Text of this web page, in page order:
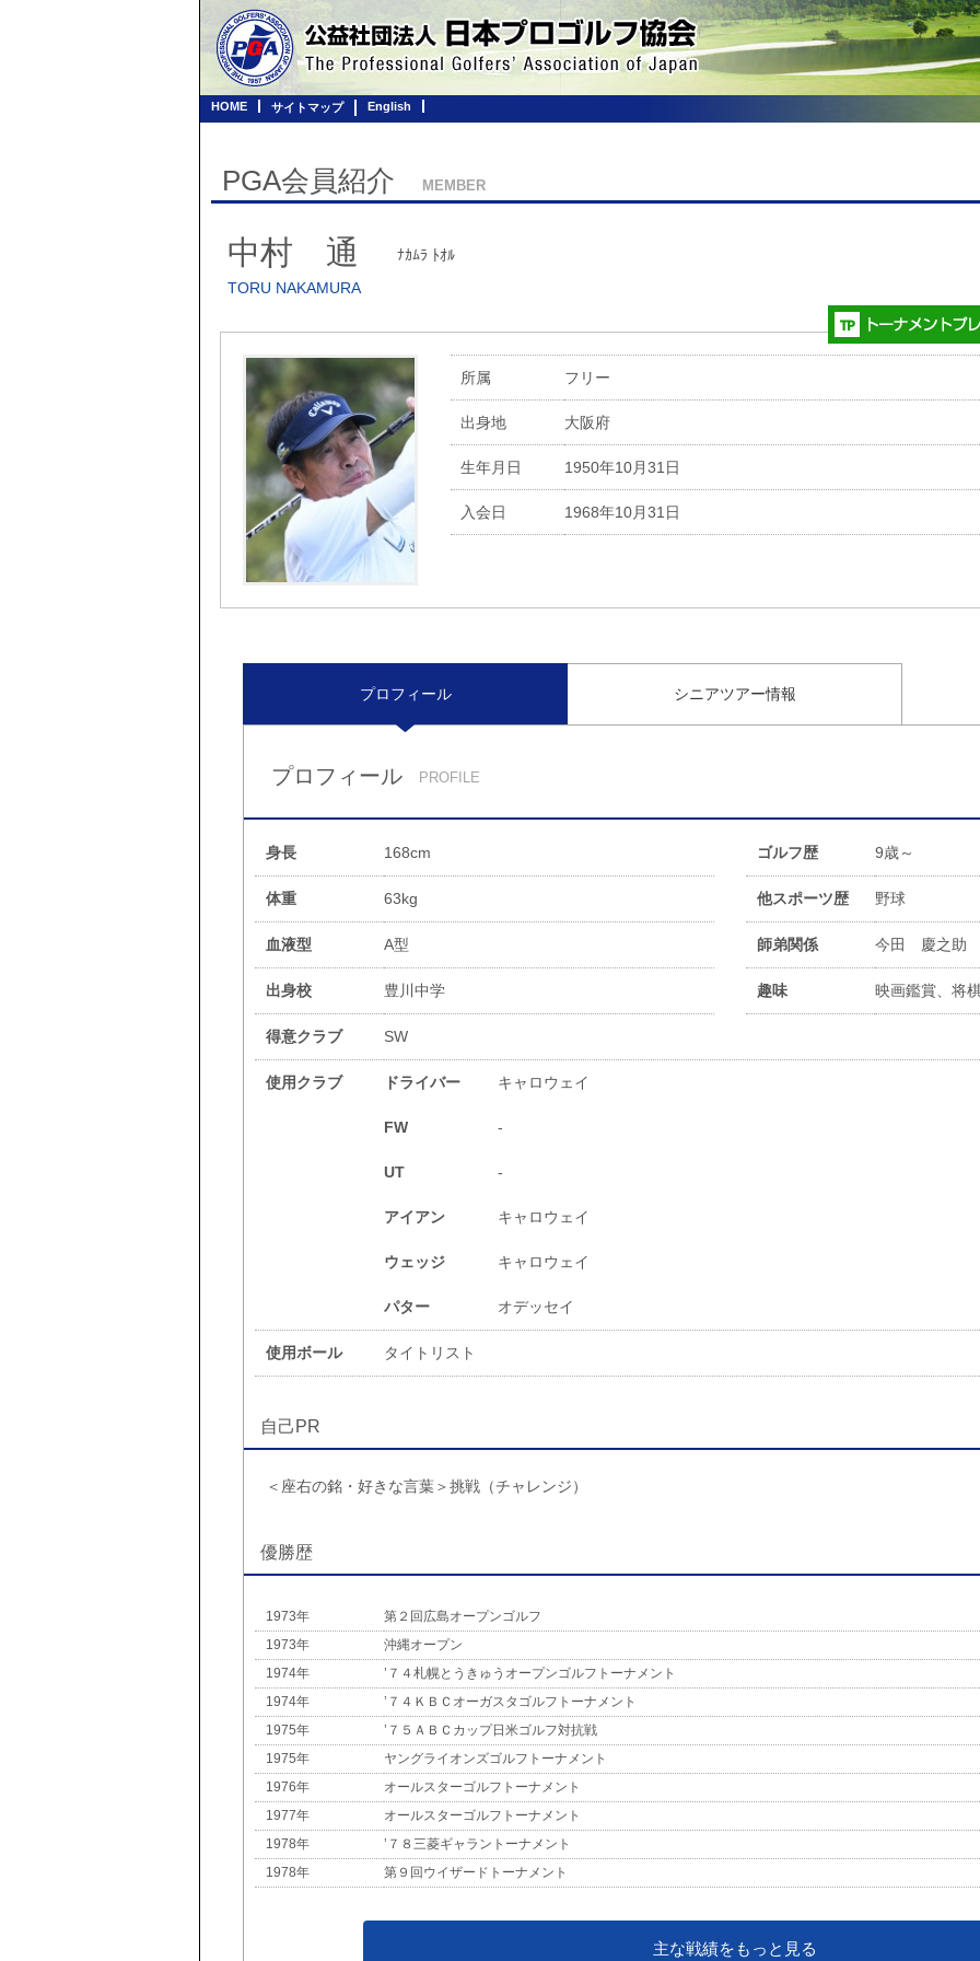
HOME サイトマップ English
PGA会員紹介 MEMBER
中村 通
ﾅｶﾑﾗ ﾄｵﾙ
TORU NAKAMURA
所属 フリー
出身地 大阪府
生年月日 1950年10月31日
入会日 1968年10月31日
プロフィール シニアツアー情報
プロフィール PROFILE
身長 168cm
体重 63kg
血液型 A型
出身校 豊川中学
ゴルフ歴 9歳～
他スポーツ歴 野球
師弟関係 今田 慶之助
趣味 映画鑑賞、将
得意クラブ SW
使用クラブ ドライバー キャロウェイ
FW -
UT -
アイアン キャロウェイ
ウェッジ キャロウェイ
パター オデッセイ
使用ボール タイトリスト
自己PR
＜座右の銘・好きな言葉＞挑戦（チャレンジ）
優勝歴
1973年
第２回広島オープンゴルフ
1973年
沖縄オープン
1974年
’７４札幌とうきゅうオープンゴルフトーナメント
1974年
’７４ＫＢＣオーガスタゴルフトーナメント
1975年
’７５ＡＢＣカップ日米ゴルフ対抗戦
1975年
ヤングライオンズゴルフトーナメント
1976年
オールスターゴルフトーナメント
1977年
オールスターゴルフトーナメント
1978年
’７８三菱ギャラントーナメント
1978年
第９回ウイザードトーナメント
主な戦績をもっと見る